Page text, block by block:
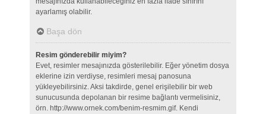
ayarlamış olabilir.
Başa dön
Resim gönderebilir miyim?
Evet, resimler mesajınızda gösterilebilir. Eğer yönetim dosya
eklerine izin verdiyse, resimleri mesaj panosuna
yükleyebilirsiniz. Aksi takdirde, genel erişilebilir bir web
sunucusunda depolanan bir resime bağlantı vermelisiniz,
örn. http://www.ornek.com/benim-resmim.gif. Kendi